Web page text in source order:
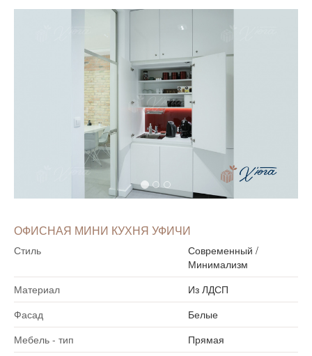
ОФИСНАЯ МИНИ КУХНЯ УФИЧИ
Стиль Современный /
Минимализм
Материал
Из ЛДСП
Фасад
Белые
Мебель - тип
Прямая